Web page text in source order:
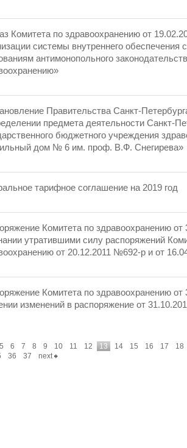
Комитета по здравоохранению от
системы внутреннего обеспечения
антимонопольного
Правительства Санкт-
предмета деятельности Санкт-
бюджетного учреждения
дом № 6 им. проф. В.Ф. Снегирева»
тарифное соглашение на 2019 год
Комитета по здравоохранению от
утратившими силу распоряжений
от 20.12.2011 №692-р и от
Комитета по здравоохранению от
изменений в распоряжение от
5 6 7 8 9 10 11 12 13 14 15 16 17
18
36 37 next